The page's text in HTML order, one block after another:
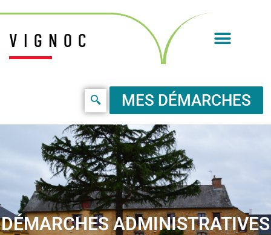
VIGNOC
MES DÉMARCHES
DÉMARCHES ADMINISTRATIVES